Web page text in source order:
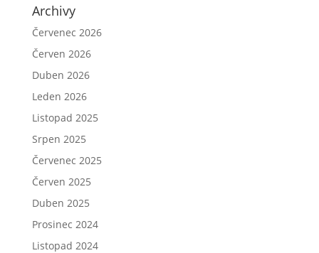
Archivy
Červenec 2026
Červen 2026
Duben 2026
Leden 2026
Listopad 2025
Srpen 2025
Červenec 2025
Červen 2025
Duben 2025
Prosinec 2024
Listopad 2024